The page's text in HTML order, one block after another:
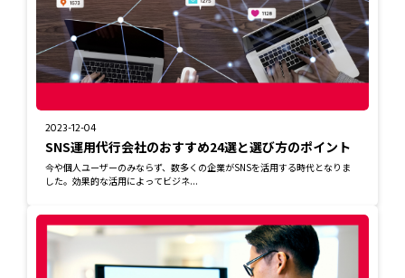
2023-12-04
SNS運用代行会社のおすすめ24選と選び方のポイント
今や個人ユーザーのみならず、数多くの企業がSNSを活用する時代となりま
した。効果的な活用によってビジネ...